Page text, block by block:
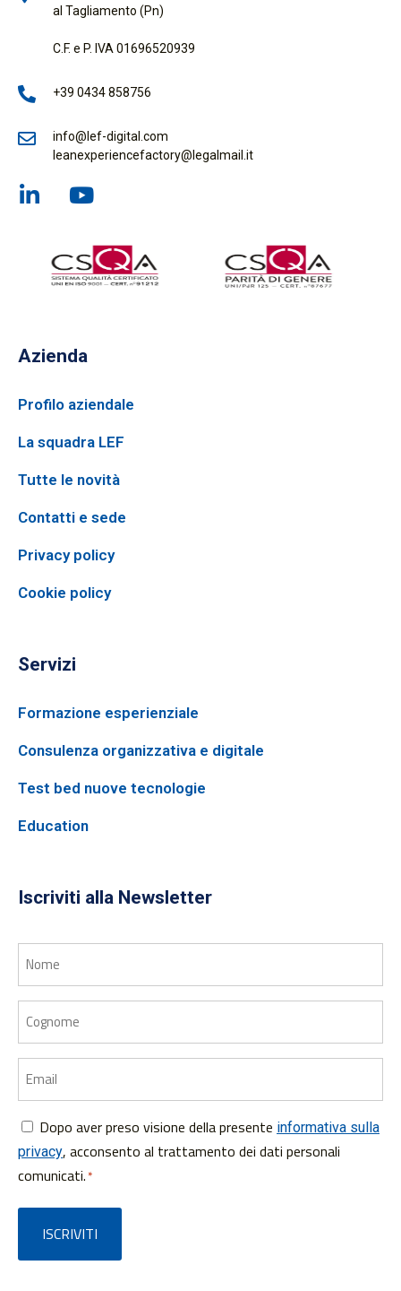
al Tagliamento (Pn)
C.F. e P. IVA 01696520939
+39 0434 858756
info@lef-digital.com
leanexperiencefactory@legalmail.it
Azienda
Profilo aziendale
La squadra LEF
Tutte le novità
Contatti e sede
Privacy policy
Cookie policy
Servizi
Formazione esperienziale
Consulenza organizzativa e digitale
Test bed nuove tecnologie
Education
Iscriviti alla Newsletter
Nome
Cognome
Email
Consenso
*
Dopo aver preso visione della presente informativa sulla
privacy, acconsento al trattamento dei dati personali
comunicati.*